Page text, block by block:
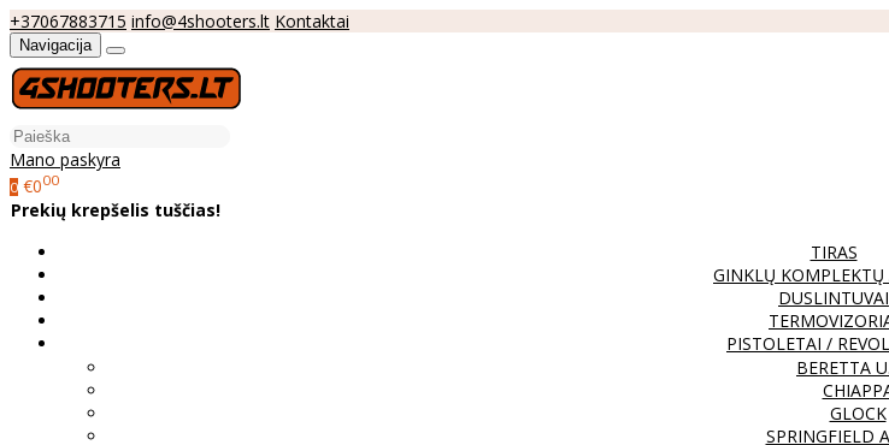
+37067883715 info@4shooters.lt Kontaktai
Navigacija
Mano paskyra
0 €000
Prekių krepšelis tuščias!
TIRAS
GINKLŲ KOMPLEKTŲ
DUSLINTUVAI
PISTOLETAI /
BERETTA
GLOCK
SPRINGFIELD